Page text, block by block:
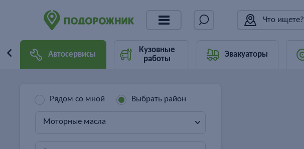
Что ищете?
Автосервисы
Кузовные
работы
Эвакуаторы
Рядом со мной Выбрать район
Моторные масла